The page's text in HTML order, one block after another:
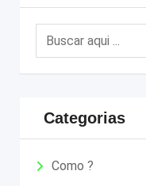
Categorias
Como ?